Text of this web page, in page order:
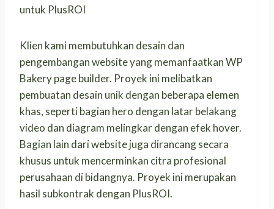
untuk PlusROI
Klien kami membutuhkan desain dan
pengembangan website yang memanfaatkan WP
Bakery page builder. Proyek ini melibatkan
pembuatan desain unik dengan beberapa elemen
khas, seperti bagian hero dengan latar belakang
video dan diagram melingkar dengan efek hover.
Bagian lain dari website juga dirancang secara
khusus untuk mencerminkan citra profesional
perusahaan di bidangnya. Proyek ini merupakan
hasil subkontrak dengan PlusROI.